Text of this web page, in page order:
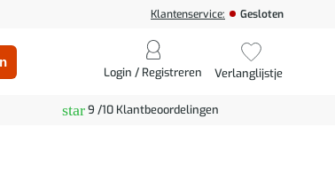
Klantenservice: Gesloten
Login / Registreren Verlanglijstje
star9 /10 Klantbeoordelingen